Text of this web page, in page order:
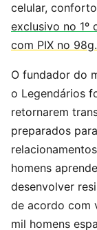
celular,
exclusivo no 1º
com PIX no
O fundador do
o Legendários
retornarem
preparados
homens
desenvolver
de acordo com
mil homens